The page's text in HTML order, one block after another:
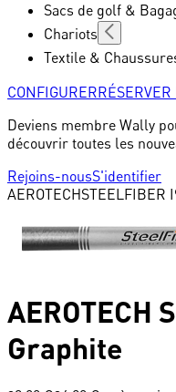
Sacs de golf &
Chariots
Textile &
CONFIGURER
Deviens membre Wally
découvrir toutes les
Rejoins-nousS'identifier
AEROTECHSTEELFIBER
AEROTECH
Graphite